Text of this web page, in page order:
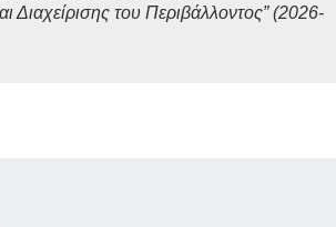
Διαχείρισης του Περιβάλλοντος” (2026-